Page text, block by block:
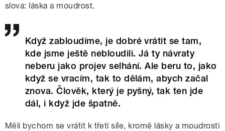
slova: láska a moudrost.
Když zabloudíme, je dobré vrátit se tam,
kde jsme ještě nebloudili. Já ty návraty
neberu jako projev selhání. Ale beru to, jako
když se vracím, tak to dělám, abych začal
znova. Člověk, který je pyšný, tak ten jde
dál, i když jde špatně.
Měli bychom se vrátit k třetí síle, kromě lásky a moudrosti